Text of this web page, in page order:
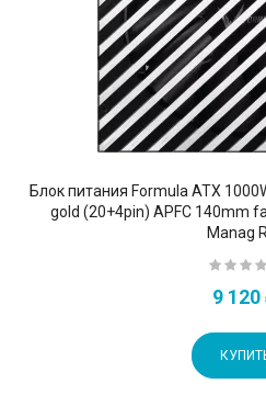
Блок питания Formula ATX
gold (20+4pin) APFC 140mm
Manag
9 120